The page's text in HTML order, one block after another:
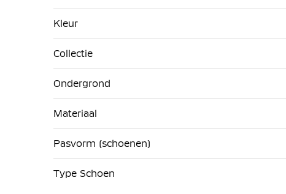
Kleur
Collectie
Ondergrond
Materiaal
Pasvorm (schoenen)
Type Schoen